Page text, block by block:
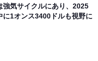
強気サイクルにあり、2025
に1オンス3400ドルも視野に